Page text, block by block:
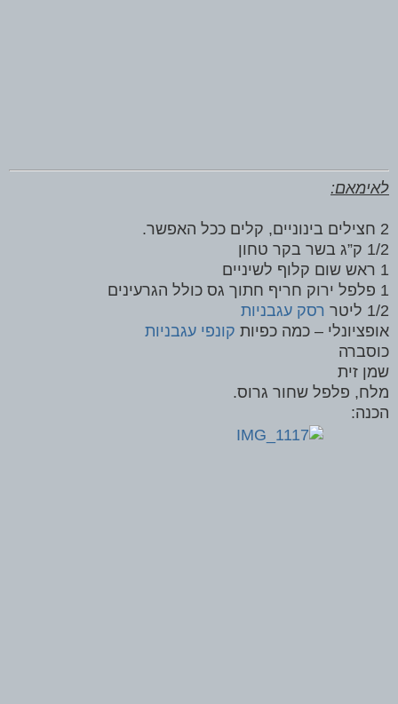
לאימאם:
2 חצילים בינוניים, קלים ככל האפשר.
1/2 ק”ג בשר בקר טחון
1 ראש שום קלוף לשיניים
1 פלפל ירוק חריף חתוך גס כולל הגרעינים
1/2 ליטר
רסק עגבניות
אופציונלי – כמה כפיות קונפי עגבניות
כוסברה
שמן זית
מלח, פלפל שחור גרוס.
הכנה: